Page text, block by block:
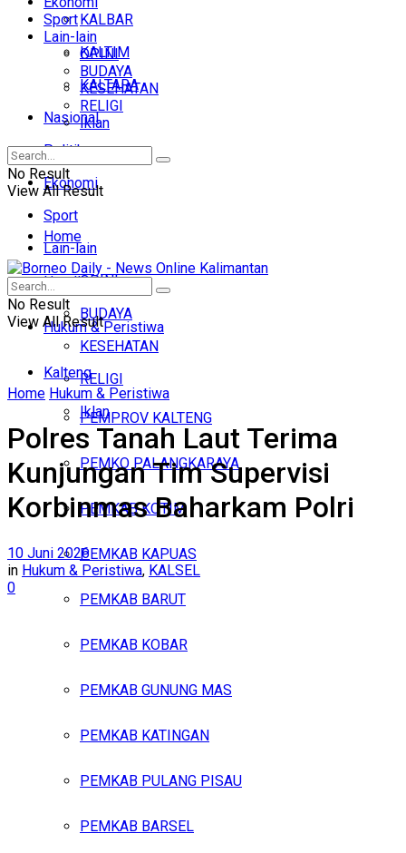
KALBAR
KALTIM
KALTARA
Nasional
Politik
Ekonomi
Sport
Lain-lain
OPINI
BUDAYA
KESEHATAN
RELIGI
Iklan
Jumat, Agustus 7, 2026
Sport
Lain-lain
OPINI
BUDAYA
KESEHATAN
RELIGI
Iklan
No Result
View All Result
Home
Headline
Hukum & Peristiwa
Kalteng
PEMPROV KALTENG
PEMKO PALANGKARAYA
PEMKAB KOTIM
PEMKAB KAPUAS
PEMKAB BARUT
PEMKAB KOBAR
PEMKAB GUNUNG MAS
PEMKAB KATINGAN
PEMKAB PULANG PISAU
PEMKAB BARSEL
No Result
View All Result
Home Hukum & Peristiwa
Polres Tanah Laut Terima
Kunjungan Tim Supervisi
Korbinmas Baharkam Polri
10 Juni 2026
in Hukum & Peristiwa, KALSEL
0